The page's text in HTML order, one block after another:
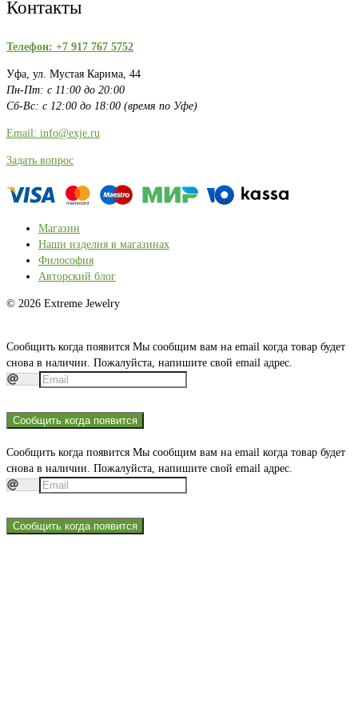
Контакты
Телефон: +7 917 767 5752
Уфа, ул. Мустая Карима, 44
Пн-Пт: с 11:00 до 20:00
Сб-Вс: с 12:00 до 18:00 (время по Уфе)
Email: info@exje.ru
Задать вопрос
Магазин
Наши изделия в магазинах
Философия
Авторский блог
© 2026 Extreme Jewelry
Сообщить когда появится Мы сообщим вам на email когда товар будет
снова в наличии. Пожалуйста, напишите свой email адрес.
Сообщить когда появится
Сообщить когда появится Мы сообщим вам на email когда товар будет
снова в наличии. Пожалуйста, напишите свой email адрес.
Сообщить когда появится